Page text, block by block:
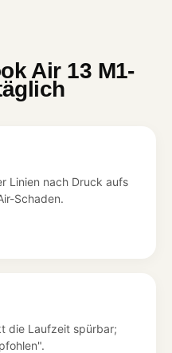
Air 13 M1-
Linien nach Druck aufs
Schaden.
die Laufzeit spürbar;